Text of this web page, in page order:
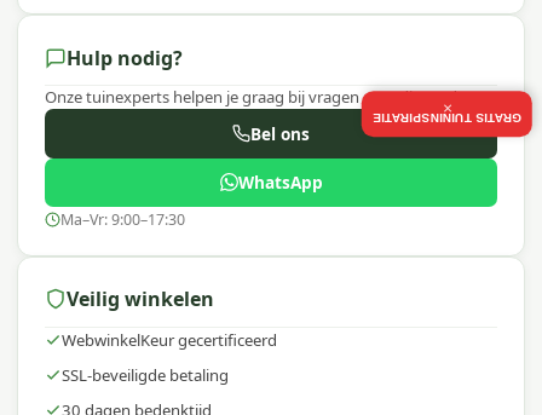
Hulp nodig?
Onze tuinexperts helpen je graag bij vragen over dit product.
Bel ons
WhatsApp
Ma–Vr: 9:00–17:30
Veilig winkelen
WebwinkelKeur gecertificeerd
SSL-beveiligde betaling
30 dagen bedenktijd
GRATIS TUININSPIRATIE
×